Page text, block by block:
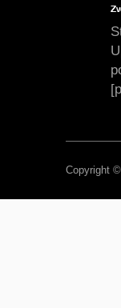
Copyright